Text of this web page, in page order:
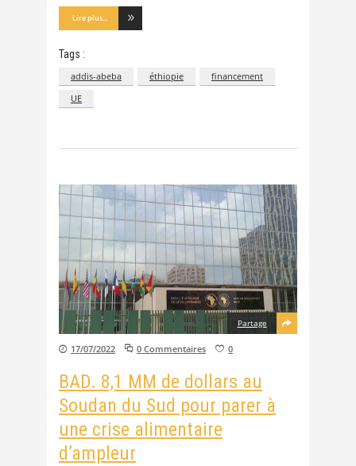
Lire plus...
Tags :
addis-abeba éthiopie
financement
UE
Partage
17/07/2022 0 Commentaires 0
BAD. 8,1 MM de dollars au
Soudan du Sud pour parer à
une crise alimentaire
d’ampleur